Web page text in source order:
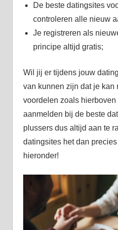
De beste datingsites
controleren alle nieuw
Je registreren als
principe altijd gratis;
Wil jij er tijdens jouw
van kunnen zijn dat je kan
voordelen zoals
aanmelden bij de beste
plussers dus altijd aan te
datingsites het dan
hieronder!